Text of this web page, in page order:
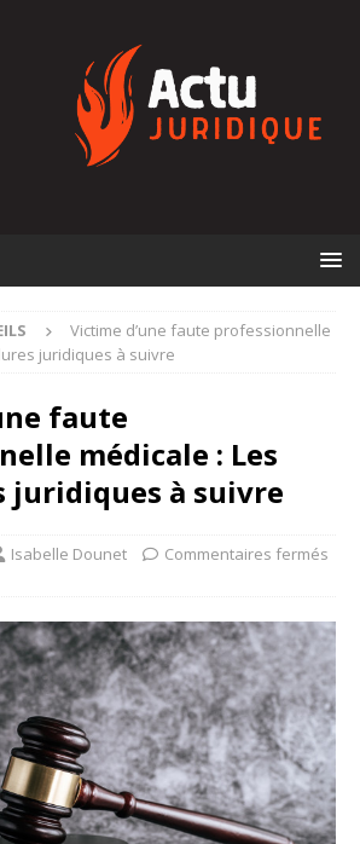
Victime d’une faute professionnelle
juridiques à suivre
faute
médicale : Les
juridiques à suivre
Isabelle Dounet Commentaires fermés